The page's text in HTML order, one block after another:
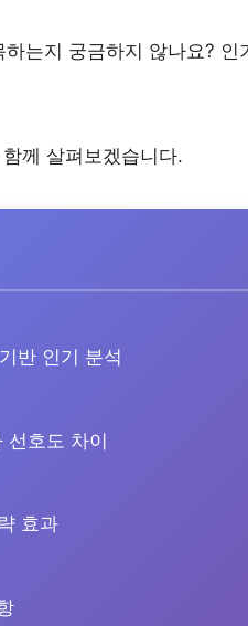
하는지 궁금하지 않나요?
함께 살펴보겠습니다.
반 인기 분석
선호도 차이
효과